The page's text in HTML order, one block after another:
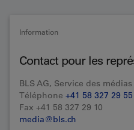
Information
Contact pour les
BLS AG, Service des médias
Téléphone +41 58 327 29 55
Fax +41 58 327 29 10
media@bls.ch